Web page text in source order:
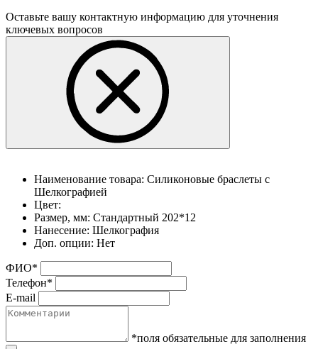
Оставьте вашу контактную информацию для уточнения
ключевых вопросов
Наименование товара: Силиконовые браслеты с
Шелкографией
Цвет:
Размер, мм: Стандартный 202*12
Нанесение: Шелкография
Доп. опции: Нет
ФИО*
Телефон*
E-mail
*поля обязательные для заполнения